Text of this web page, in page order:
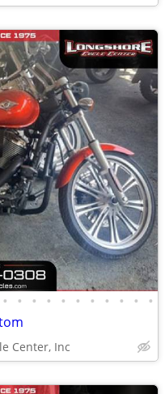
• • • • • • • • • • •
Center, Inc